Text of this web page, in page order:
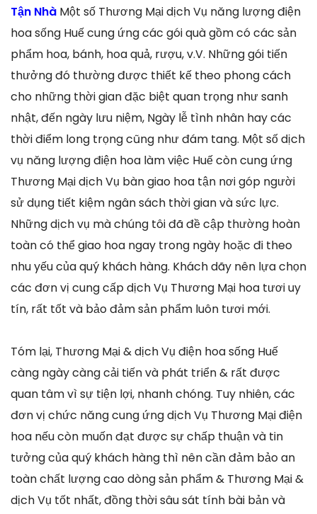
Tận Nhà Một số Thương Mại dịch Vụ năng lượng điện
hoa sống Huế cung ứng các gói quà gồm có các sản
phẩm hoa, bánh, hoa quả, rượu, v.V. Những gói tiến
thưởng đó thường được thiết kế theo phong cách
cho những thời gian đặc biệt quan trọng như sanh
nhật, đến ngày lưu niệm, Ngày lễ tình nhân hay các
thời điểm long trọng cũng như đám tang. Một số dịch
vụ năng lượng điện hoa làm việc Huế còn cung ứng
Thương Mại dịch Vụ bàn giao hoa tận nơi góp người
sử dụng tiết kiệm ngân sách thời gian và sức lực.
Những dịch vụ mà chúng tôi đã đề cập thường hoàn
toàn có thể giao hoa ngay trong ngày hoặc đi theo
nhu yếu của quý khách hàng. Khách dãy nên lựa chọn
các đơn vị cung cấp dịch Vụ Thương Mại hoa tươi uy
tín, rất tốt và bảo đảm sản phẩm luôn tươi mới.
Tóm lại, Thương Mại & dịch Vụ điện hoa sống Huế
càng ngày càng cải tiến và phát triển & rất được
quan tâm vì sự tiện lợi, nhanh chóng. Tuy nhiên, các
đơn vị chức năng cung ứng dịch Vụ Thương Mại điện
hoa nếu còn muốn đạt được sự chấp thuận và tin
tưởng của quý khách hàng thì nên cần đảm bảo an
toàn chất lượng cao dòng sản phẩm & Thương Mại &
dịch Vụ tốt nhất, đồng thời sâu sát tính bài bản và